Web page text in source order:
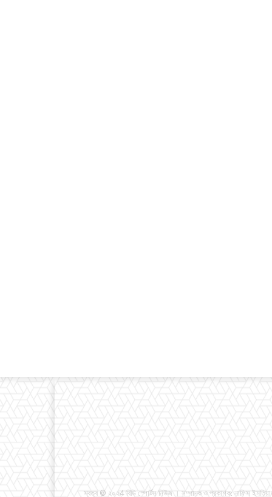
স্বত্ব © ২০২4 বিডি স্পোর্টস নিউজ । সম্পাদক ও প্রকাশক: নাফিস